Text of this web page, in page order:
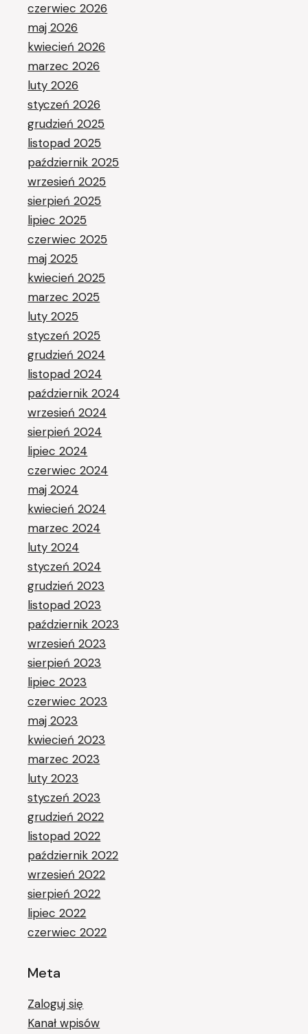
czerwiec 2026
maj 2026
kwiecień 2026
marzec 2026
luty 2026
styczeń 2026
grudzień 2025
listopad 2025
październik 2025
wrzesień 2025
sierpień 2025
lipiec 2025
czerwiec 2025
maj 2025
kwiecień 2025
marzec 2025
luty 2025
styczeń 2025
grudzień 2024
listopad 2024
październik 2024
wrzesień 2024
sierpień 2024
lipiec 2024
czerwiec 2024
maj 2024
kwiecień 2024
marzec 2024
luty 2024
styczeń 2024
grudzień 2023
listopad 2023
październik 2023
wrzesień 2023
sierpień 2023
lipiec 2023
czerwiec 2023
maj 2023
kwiecień 2023
marzec 2023
luty 2023
styczeń 2023
grudzień 2022
listopad 2022
październik 2022
wrzesień 2022
sierpień 2022
lipiec 2022
czerwiec 2022
Meta
Zaloguj się
Kanał wpisów